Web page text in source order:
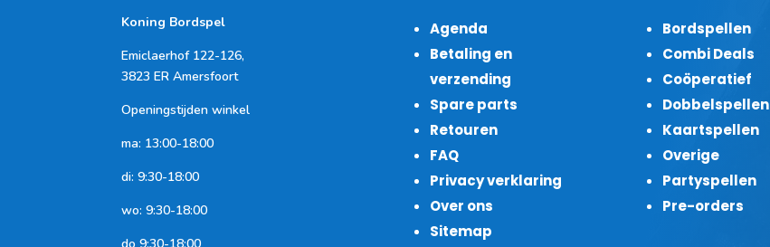
Koning Bordspel
Emiclaerhof 122-126,
3823 ER Amersfoort
Openingstijden winkel
ma: 13:00-18:00
di: 9:30-18:00
wo: 9:30-18:00
do 9:30-18:00
Agenda
Betaling en
verzending
Spare parts
Retouren
FAQ
Privacy verklaring
Over ons
Sitemap
Bordspellen
Combi Deals
Coöperatief
Dobbelspellen
Kaartspellen
Overige
Partyspellen
Pre-orders